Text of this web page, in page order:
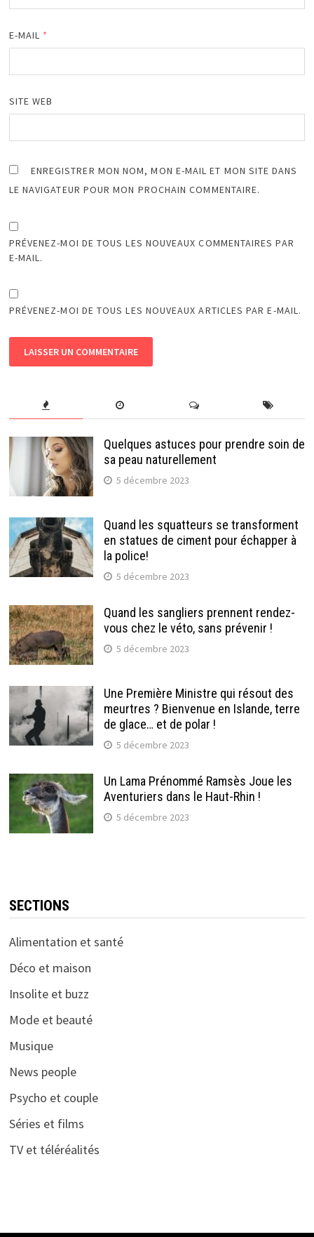
E-MAIL *
SITE WEB
ENREGISTRER MON NOM, MON E-MAIL ET MON SITE DANS
LE NAVIGATEUR POUR MON PROCHAIN COMMENTAIRE.
PRÉVENEZ-MOI DE TOUS LES NOUVEAUX COMMENTAIRES PAR
E-MAIL.
PRÉVENEZ-MOI DE TOUS LES NOUVEAUX ARTICLES PAR E-MAIL.
Quelques astuces pour prendre soin de
sa peau naturellement
5 décembre 2023
Quand les squatteurs se transforment
en statues de ciment pour échapper à
la police!
5 décembre 2023
Quand les sangliers prennent rendez-
vous chez le véto, sans prévenir !
5 décembre 2023
Une Première Ministre qui résout des
meurtres ? Bienvenue en Islande, terre
de glace… et de polar !
5 décembre 2023
Un Lama Prénommé Ramsès Joue les
Aventuriers dans le Haut-Rhin !
5 décembre 2023
SECTIONS
Alimentation et santé
Déco et maison
Insolite et buzz
Mode et beauté
Musique
News people
Psycho et couple
Séries et films
TV et téléréalités